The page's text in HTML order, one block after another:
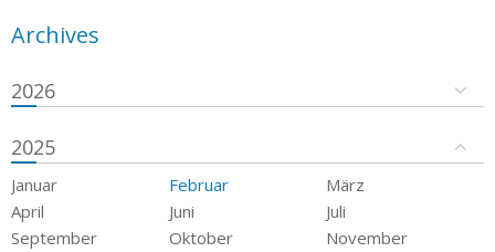
Archives
2026
2025
Januar Februar
März
April
Juni
Juli
September
Oktober
November